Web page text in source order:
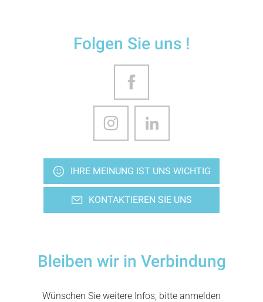
Folgen Sie uns !
IHRE MEINUNG IST UNS WICHTIG
KONTAKTIEREN SIE UNS
Bleiben wir in Verbindung
Wünschen Sie weitere Infos, bitte anmelden